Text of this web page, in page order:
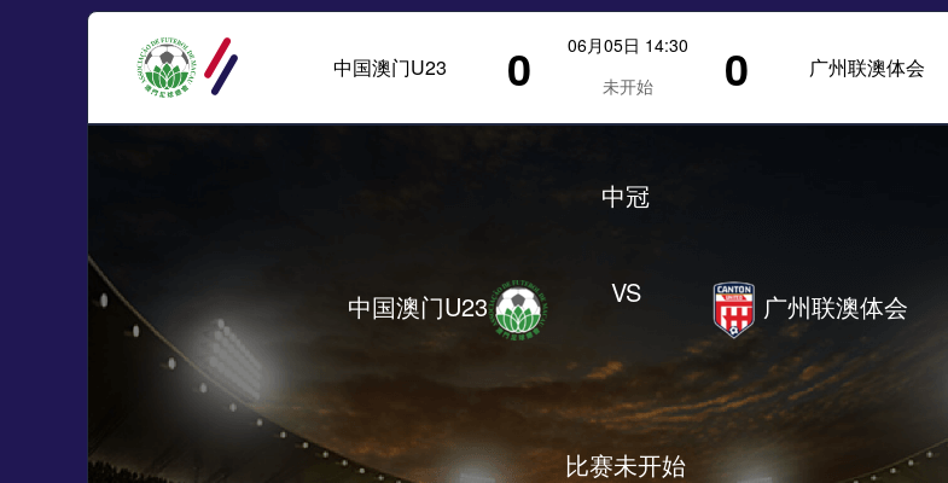
中国澳门U23 0
06月05日 14:30
未开始
0 广州联澳体会
中国澳门U23
中冠
VS
比赛未开始
广州联澳体会